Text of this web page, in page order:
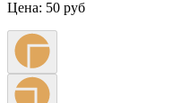
Цена: 50 руб